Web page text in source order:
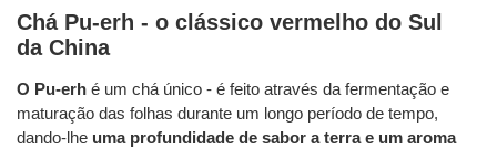
Chá Pu-erh - o clássico vermelho do Sul
da China
O Pu-erh é um chá único - é feito através da fermentação e
maturação das folhas durante um longo período de tempo,
dando-lhe uma profundidade de sabor a terra e um aroma